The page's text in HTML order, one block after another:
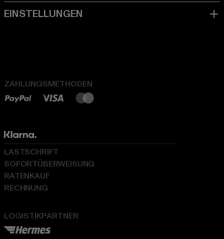
ZAHLUNGSMETHODEN
LOGISTIKPARTNER
LASTSCHRIFT
SOFORTÜBERWEISUNG
RATENKAUF
RECHNUNG